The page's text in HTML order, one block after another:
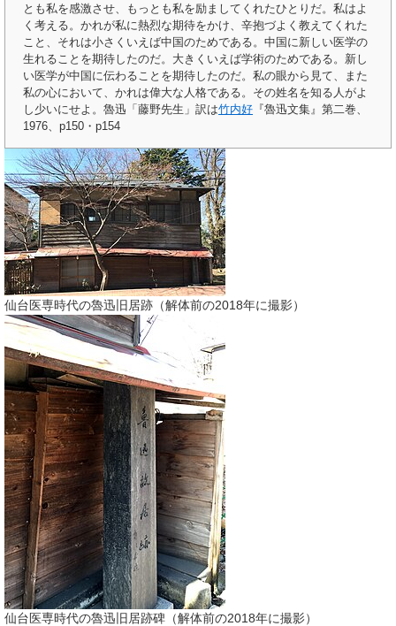
とも私を感激させ、もっとも私を励ましてくれたひとりだ。私はよ
く考える。かれが私に熱烈な期待をかけ、辛抱づよく教えてくれた
こと、それは小さくいえば中国のためである。中国に新しい医学の
生れることを期待したのだ。大きくいえば学術のためである。新し
い医学が中国に伝わることを期待したのだ。私の眼から見て、また
私の心において、かれは偉大な人格である。その姓名を知る人がよ
し少いにせよ。魯迅「藤野先生」訳は竹内好 『魯迅文集』第二巻、
1976、p150・p154
仙台医専時代の魯迅旧居跡（解体前の2018年に撮影）
仙台医専時代の魯迅旧居跡碑（解体前の2018年に撮影）